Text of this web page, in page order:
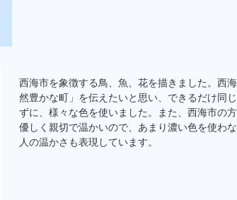
西海市を象徴する鳥、魚、花を描きました。西
然豊かな町」を伝えたいと思い、できるだけ同
ずに、様々な色を使いました。また、西海市の
優しく親切で温かいので、あまり濃い色を使わ
人の温かさも表現しています。